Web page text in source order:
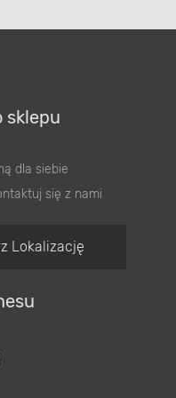
sklepu
dla siebie
się z nami
Lokalizację